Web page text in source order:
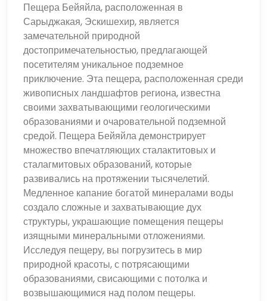
Пещера Бейяйла, расположенная в
Сарыджакая, Эскишехир, является
замечательной природной
достопримечательностью, предлагающей
посетителям уникальное подземное
приключение. Эта пещера, расположенная среди
живописных ландшафтов региона, известна
своими захватывающими геологическими
образованиями и очаровательной подземной
средой. Пещера Бейяйла демонстрирует
множество впечатляющих сталактитовых и
сталагмитовых образований, которые
развивались на протяжении тысячелетий.
Медленное капание богатой минералами воды
создало сложные и захватывающие дух
структуры, украшающие помещения пещеры
изящными минеральными отложениями.
Исследуя пещеру, вы погрузитесь в мир
природной красоты, с потрясающими
образованиями, свисающими с потолка и
возвышающимися над полом пещеры.